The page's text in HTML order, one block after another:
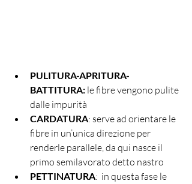
PULITURA-APRITURA-
BATTITURA: le fibre vengono pulite
dalle impurità
CARDATURA: serve ad orientare le
fibre in un’unica direzione per
renderle parallele, da qui nasce il
primo semilavorato detto nastro
PETTINATURA:  in questa fase le